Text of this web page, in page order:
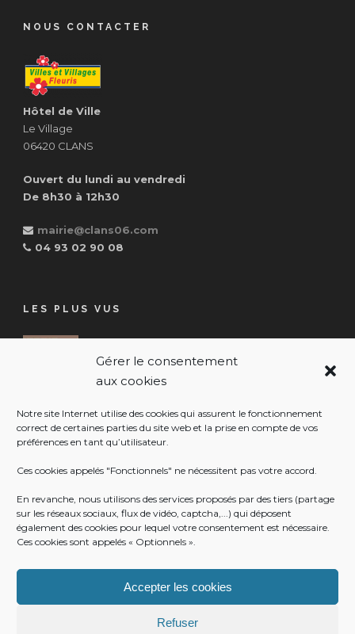
Gérer le consentement
aux cookies
Notre site Internet utilise des cookies qui assurent le fonctionnement
correct de certaines parties du site web et la prise en compte de vos
préférences en tant qu’utilisateur.
Ces cookies appelés "Fonctionnels" ne nécessitent pas votre accord.
En revanche, nous utilisons des services proposés par des tiers (partage
sur les réseaux sociaux, flux de vidéo, captcha,...) qui déposent
également des cookies pour lequel votre consentement est nécessaire.
Ces cookies sont appelés « Optionnels ».
Accepter les cookies
Refuser
NOUS CONTACTER
Hôtel de Ville
Le Village
06420 CLANS
Ouvert du lundi au vendredi
De 8h30 à 12h30
mairie@clans06.com
04 93 02 90 08
LES PLUS VUS
17 Juil 2026
17 Juil 2026
LA COMMUNE
16 Juil 2026